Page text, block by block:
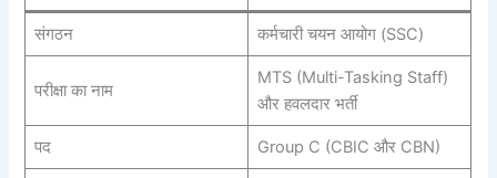
संगठन कर्मचारी चयन आयोग (SSC)
परीक्षा का नाम
MTS (Multi-Tasking Staff)
और हवलदार भर्ती
पद Group C (CBIC और CBN)